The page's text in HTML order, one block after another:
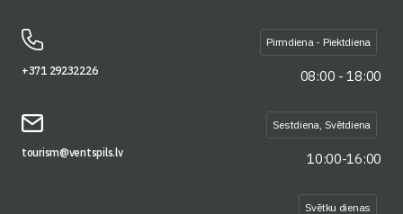
+371 29232226
tourism@ventspils.lv
Pirmdiena - Piektdiena
08:00 - 18:00
Sestdiena, Svētdiena
10:00-16:00
Svētku dienas